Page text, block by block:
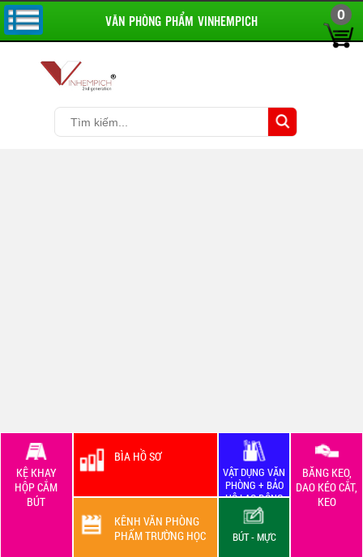
VĂN PHÒNG PHẨM VINHEMPICH
KỆ KHAY
HỘP CẮM
BÚT
BÌA HỒ SƠ
VẬT DỤNG VĂN
PHÒNG + BẢO
HỘ LAO ĐỘNG
BĂNG KEO,
DAO KÉO CẮT,
KEO
KÊNH VĂN PHÒNG
PHẨM TRƯỜNG HỌC
BÚT - MỰC
0